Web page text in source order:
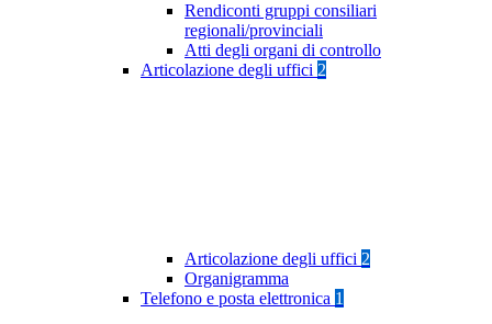
Rendiconti gruppi consiliari
regionali/provinciali
Atti degli organi di controllo
Articolazione degli uffici 2
Articolazione degli uffici 2
Organigramma
Telefono e posta elettronica 1